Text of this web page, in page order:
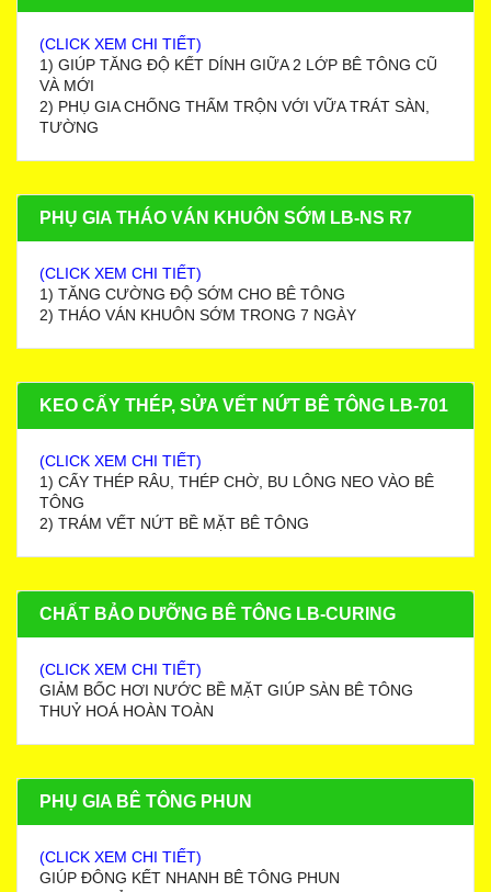
(CLICK XEM CHI TIẾT)
1) GIÚP TĂNG ĐỘ KẾT DÍNH GIỮA 2 LỚP BÊ TÔNG CŨ
VÀ MỚI
2) PHỤ GIA CHỐNG THẤM TRỘN VỚI VỮA TRÁT SÀN,
TƯỜNG
PHỤ GIA THÁO VÁN KHUÔN SỚM LB-NS R7
(CLICK XEM CHI TIẾT)
1) TĂNG CƯỜNG ĐỘ SỚM CHO BÊ TÔNG
2) THÁO VÁN KHUÔN SỚM TRONG 7 NGÀY
KEO CẤY THÉP, SỬA VẾT NỨT BÊ TÔNG LB-701
(CLICK XEM CHI TIẾT)
1) CẤY THÉP RÂU, THÉP CHỜ, BU LÔNG NEO VÀO BÊ
TÔNG
2) TRÁM VẾT NỨT BỀ MẶT BÊ TÔNG
CHẤT BẢO DƯỠNG BÊ TÔNG LB-CURING
(CLICK XEM CHI TIẾT)
GIẢM BỐC HƠI NƯỚC BỀ MẶT GIÚP SÀN BÊ TÔNG
THUỶ HOÁ HOÀN TOÀN
PHỤ GIA BÊ TÔNG PHUN
(CLICK XEM CHI TIẾT)
GIÚP ĐÔNG KẾT NHANH BÊ TÔNG PHUN